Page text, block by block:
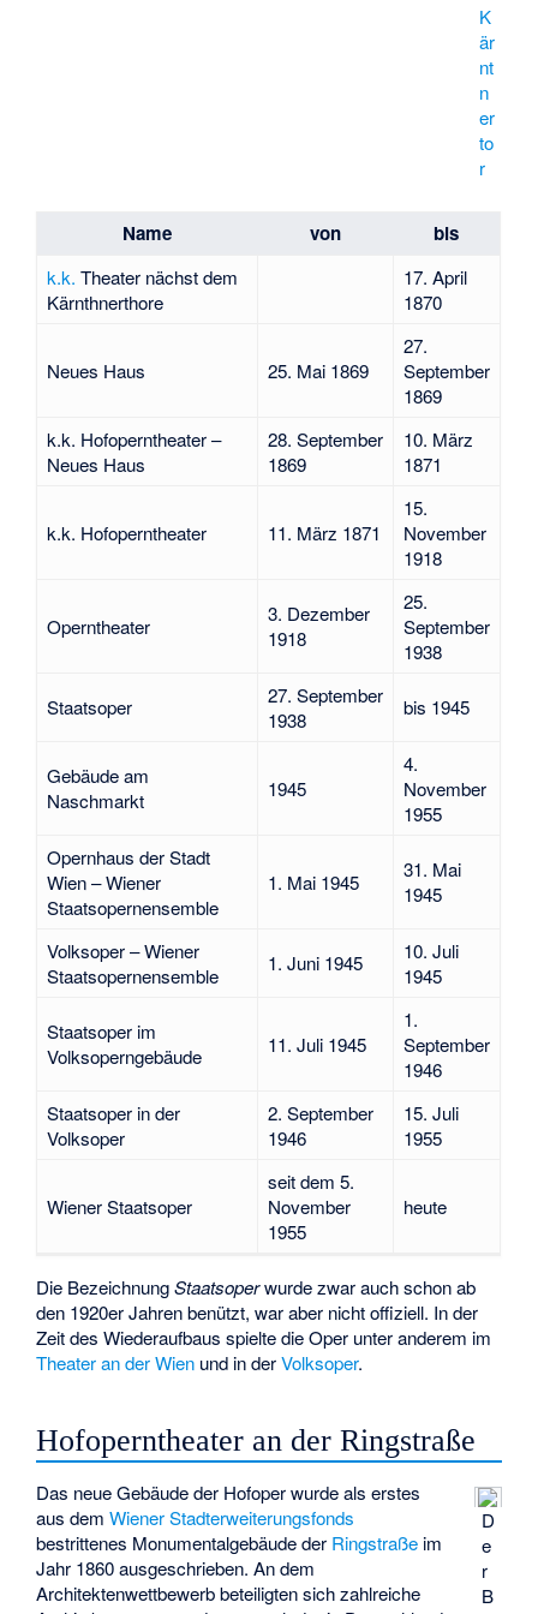
K
är
nt
n
er
to
r
Name von bis
k.k. Theater nächst dem
Kärnthnerthore
17. April
1870
Neues Haus 25. Mai 1869
27.
September
1869
k.k. Hofoperntheater –
Neues Haus
28. September
1869
10. März
1871
k.k. Hofoperntheater 11. März 1871
15.
November
1918
Operntheater
3. Dezember
1918
25.
September
1938
Staatsoper
27. September
1938
bis 1945
Gebäude am
Naschmarkt
1945
4.
November
1955
Opernhaus der Stadt
Wien – Wiener
Staatsopernensemble
1. Mai 1945
31. Mai
1945
Volksoper – Wiener
Staatsopernensemble
1. Juni 1945
10. Juli
1945
Staatsoper im
Volksoperngebäude
11. Juli 1945
1.
September
1946
Staatsoper in der
Volksoper
2. September
1946
15. Juli
1955
Wiener Staatsoper
seit dem 5.
November
1955
heute
Die BezeichnungStaatsoperwurde zwar auch schon ab
den 1920er Jahren benützt, war aber nicht offiziell. In der
Zeit des Wiederaufbaus spielte die Oper unter anderem im
Theater an der Wien und in derVolksoper.
Hofoperntheater an der Ringstraße
D
e
r
B
Das neue Gebäude der Hofoper wurde als erstes
aus demWiener Stadterweiterungsfonds
bestrittenes Monumentalgebäude der Ringstraße im
Jahr 1860 ausgeschrieben. An dem
Architektenwettbewerb beteiligten sich zahlreiche